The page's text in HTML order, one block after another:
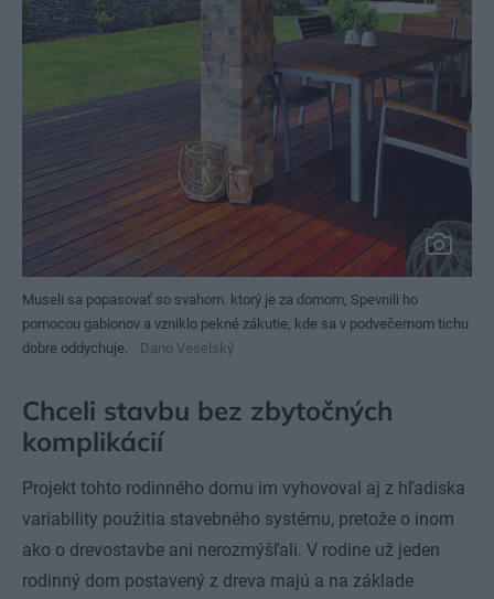
Museli sa popasovať so svahom. ktorý je za domom, Spevnili ho
pomocou gabionov a vzniklo pekné zákutie, kde sa v podvečernom tichu
dobre oddychuje.
Dano Veselský
Chceli stavbu bez zbytočných
komplikácií
Projekt tohto rodinného domu im vyhovoval aj z hľadiska
variability použitia stavebného systému, pretože o inom
ako o drevostavbe ani nerozmýšľali. V rodine už jeden
rodinný dom postavený z dreva majú a na základe